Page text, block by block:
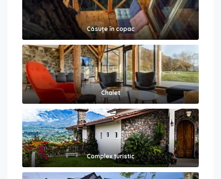
Căsuțe în copac
Chalet
Complex turistic